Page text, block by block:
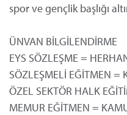
spor ve gençlik başlığı
ÜNVAN BİLGİLENDİRME
EYS SÖZLEŞME =
SÖZLEŞMELİ EĞİTMEN =
ÖZEL SEKTÖR HALK
MEMUR EĞİTMEN =